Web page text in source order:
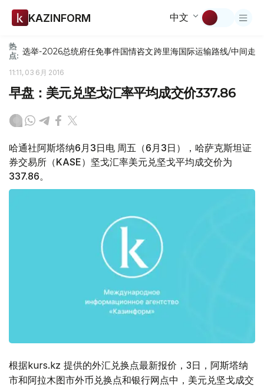
KAZINFORM 中文
热
点: 选举-2026总统府任免事件国情咨文跨里海国际运输路线/中间走廊
11:11, 03 6月 2016
早盘：美元兑坚戈汇率平均成交价337.86
哈通社阿斯塔纳6月3日电 周五（6月3日），哈萨克斯坦证
券交易所（KASE）坚戈汇率美元兑坚戈平均成交价为
337.86。
根据kurs.kz 提供的外汇兑换点最新报价，3日，阿斯塔纳
市和阿拉木图市外币兑换点和银行网点中，美元兑坚戈成交